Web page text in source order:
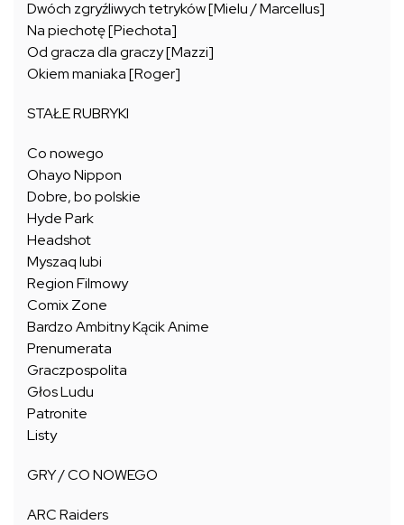
Dwóch zgryźliwych tetryków [Mielu / Marcellus]
Na piechotę [Piechota]
Od gracza dla graczy [Mazzi]
Okiem maniaka [Roger]
STAŁE RUBRYKI
Co nowego
Ohayo Nippon
Dobre, bo polskie
Hyde Park
Headshot
Myszaq lubi
Region Filmowy
Comix Zone
Bardzo Ambitny Kącik Anime
Prenumerata
Graczpospolita
Głos Ludu
Patronite
Listy
GRY / CO NOWEGO
ARC Raiders